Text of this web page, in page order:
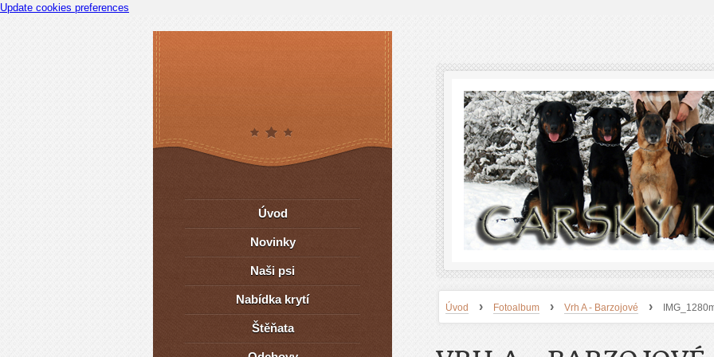
Update cookies preferences
Úvod › Fotoalbum › Vrh A - Barzojové ›
Úvod
Novinky
Naši psi
Nabídka krytí
Štěňata